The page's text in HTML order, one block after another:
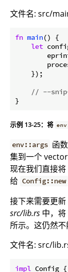
文件名: src/
fn main() {
let
    });
// --
}
示例 13-25：将
env::args 函
集到一个
现在我们直接将
给 Config::new
接下来需要更新
src/lib.rs 中，将
所示。这仍然不
文件名: src/
impl Config {